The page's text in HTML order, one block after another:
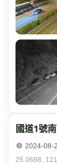
國道1號
2024-08-
25.0688,